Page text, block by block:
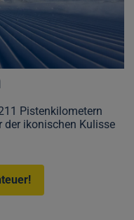
Pistenkilometern
der ikonischen Kulisse